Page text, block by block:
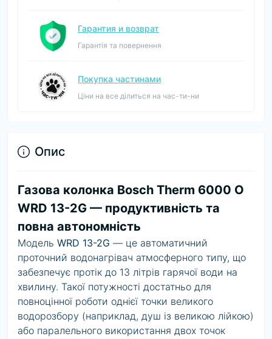
Гарантия и возврат
Гарантія та повернення
Покупка частинами
Ціни на все ділиться на час-ти-ни
Опис
Газова колонка Bosch Therm 6000 О
WRD 13-2G — продуктивність та
повна автономність
Модель WRD 13-2G — це автоматичний
проточний водонагрівач атмосферного типу, що
забезпечує протік до 13 літрів гарячої води на
хвилину. Такої потужності достатньо для
повноцінної роботи однієї точки великого
водорозбору (наприклад, душ із великою лійкою)
або паралельного використання двох точок